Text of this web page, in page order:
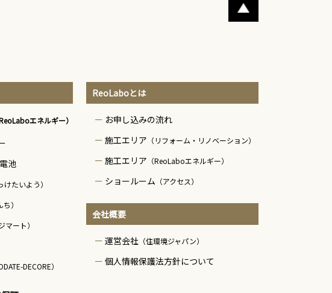
ReoLaboエネルギー）
池
けたいよう）
）
マート）
DECORE）
ReoLaboとは
お申し込みの流れ
施工エリア （リフォーム・リノベーション）
施工エリア （ReoLaboエネルギー）
ショールーム （アクセス）
会社概要
運営会社 （住環境ジャパン）
個人情報保護法方針について